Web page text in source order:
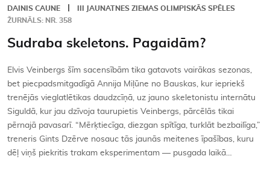
DAINIS CAUNE
III JAUNATNES ZIEMAS OLIMPISKĀS SPĒLES
ŽURNĀLS: NR. 358
Sudraba skeletons. Pagaidām?
Elvis Veinbergs šīm sacensībām tika gatavots vairākas sezonas,
bet piecpadsmitgadīgā Annija Miļūne no Bauskas, kur iepriekš
trenējās vieglatlētikas daudzcīņā, uz jauno skeletonistu internātu
Siguldā, kur jau dzīvoja taurupietis Veinbergs, pārcēlās tikai
pērnajā pavasarī. “Mērķtiecīga, diezgan spītīga, turklāt bezbailīga,”
treneris Gints Dzērve nosauc tās jaunās meitenes īpašības, kuru
dēļ viņš piekritis trakam eksperimentam — pusgada laikā…